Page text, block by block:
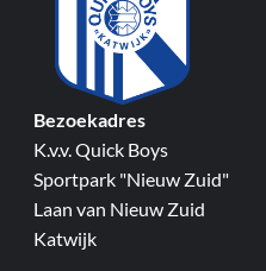
Bezoekadres
K.v.v. Quick Boys
Sportpark "Nieuw Zuid"
Laan van Nieuw Zuid
Katwijk